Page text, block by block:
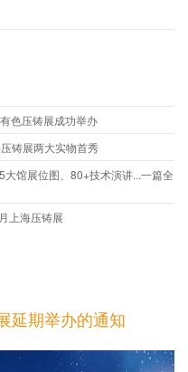
色压铸展成功举办
铸展两大实物首秀
馆展位图、80+技术演讲...一篇全
上海压铸展
延期举办的通知